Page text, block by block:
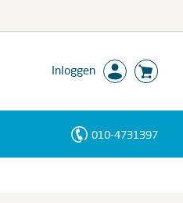
Inloggen
010-4731397